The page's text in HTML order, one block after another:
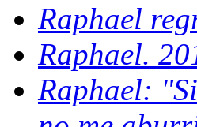
Raphael
Raphael.
Raphael: